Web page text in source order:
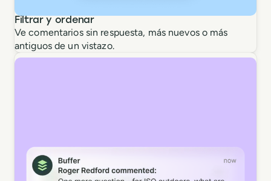
Filtrar y ordenar
Ve comentarios sin respuesta, más nuevos o más
antiguos de un vistazo.